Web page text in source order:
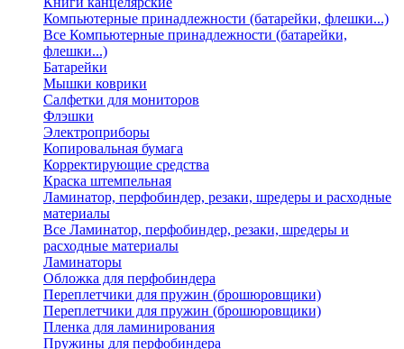
Компьютерные принадлежности (батарейки, флешки...)
Все Компьютерные принадлежности (батарейки,
флешки...)
Батарейки
Мышки коврики
Салфетки для мониторов
Флэшки
Электроприборы
Копировальная бумага
Корректирующие средства
Краска штемпельная
Ламинатор, перфобиндер, резаки, шредеры и расходные
материалы
Все Ламинатор, перфобиндер, резаки, шредеры и
расходные материалы
Ламинаторы
Обложка для перфобиндера
Переплетчики для пружин (брошюровщики)
Переплетчики для пружин (брошюровщики)
Пленка для ламинирования
Пружины для перфобиндера